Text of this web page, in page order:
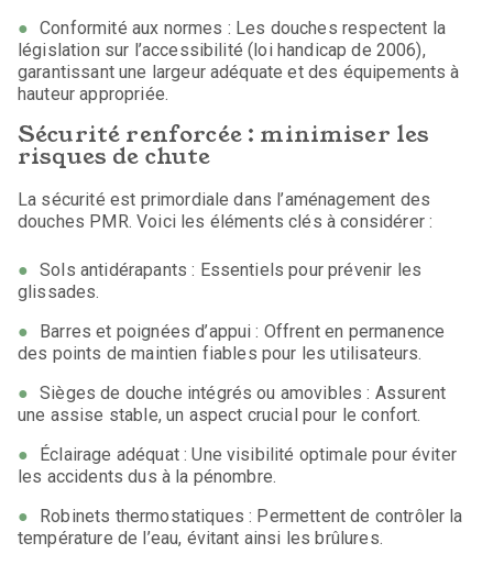
Conformité aux normes : Les douches respectent la
législation sur l’accessibilité (loi handicap de 2006),
garantissant une largeur adéquate et des équipements à
hauteur appropriée.
Sécurité renforcée : minimiser les
risques de chute
La sécurité est primordiale dans l’aménagement des
douches PMR. Voici les éléments clés à considérer :
Sols antidérapants : Essentiels pour prévenir les
glissades.
Barres et poignées d’appui : Offrent en permanence
des points de maintien fiables pour les utilisateurs.
Sièges de douche intégrés ou amovibles : Assurent
une assise stable, un aspect crucial pour le confort.
Éclairage adéquat : Une visibilité optimale pour éviter
les accidents dus à la pénombre.
Robinets thermostatiques : Permettent de contrôler la
température de l’eau, évitant ainsi les brûlures.